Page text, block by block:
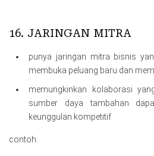
16. JARINGAN MITRA
punya jaringan mitra bisnis
membuka peluang baru dan
memungkinkan kolaborasi
sumber daya tambahan
keunggulan kompetitif
contoh: